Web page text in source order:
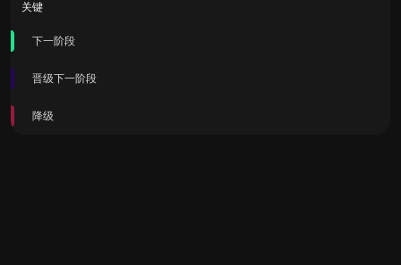
关键
下一阶段
晋级下一阶段
降级